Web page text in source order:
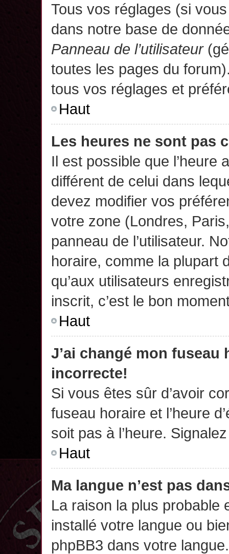
Tous vos réglages (si
dans notre base de
Panneau de l’utilisateur
toutes les pages du
tous vos réglages et
Haut
Les heures ne sont pas
Il est possible que l’heure
différent de celui dans
devez modifier vos
votre zone (Londres,
panneau de l’utilisateur.
horaire, comme la plupart
qu’aux utilisateurs
inscrit, c’est le bon
Haut
J’ai changé mon fuseau
incorrecte!
Si vous êtes sûr d’avoir
fuseau horaire et l’heure
soit pas à l’heure.
Haut
Ma langue n’est pas
La raison la plus probable
installé votre langue ou
phpBB3 dans votre